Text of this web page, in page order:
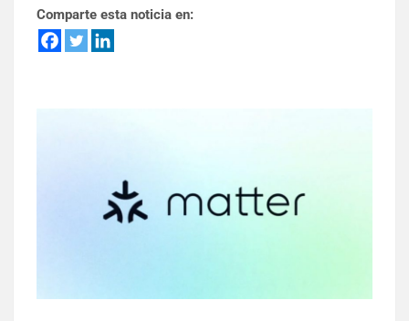
Comparte esta noticia en: